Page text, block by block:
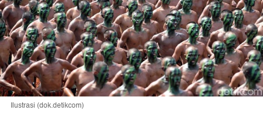
Ilustrasi (dok.detikcom)